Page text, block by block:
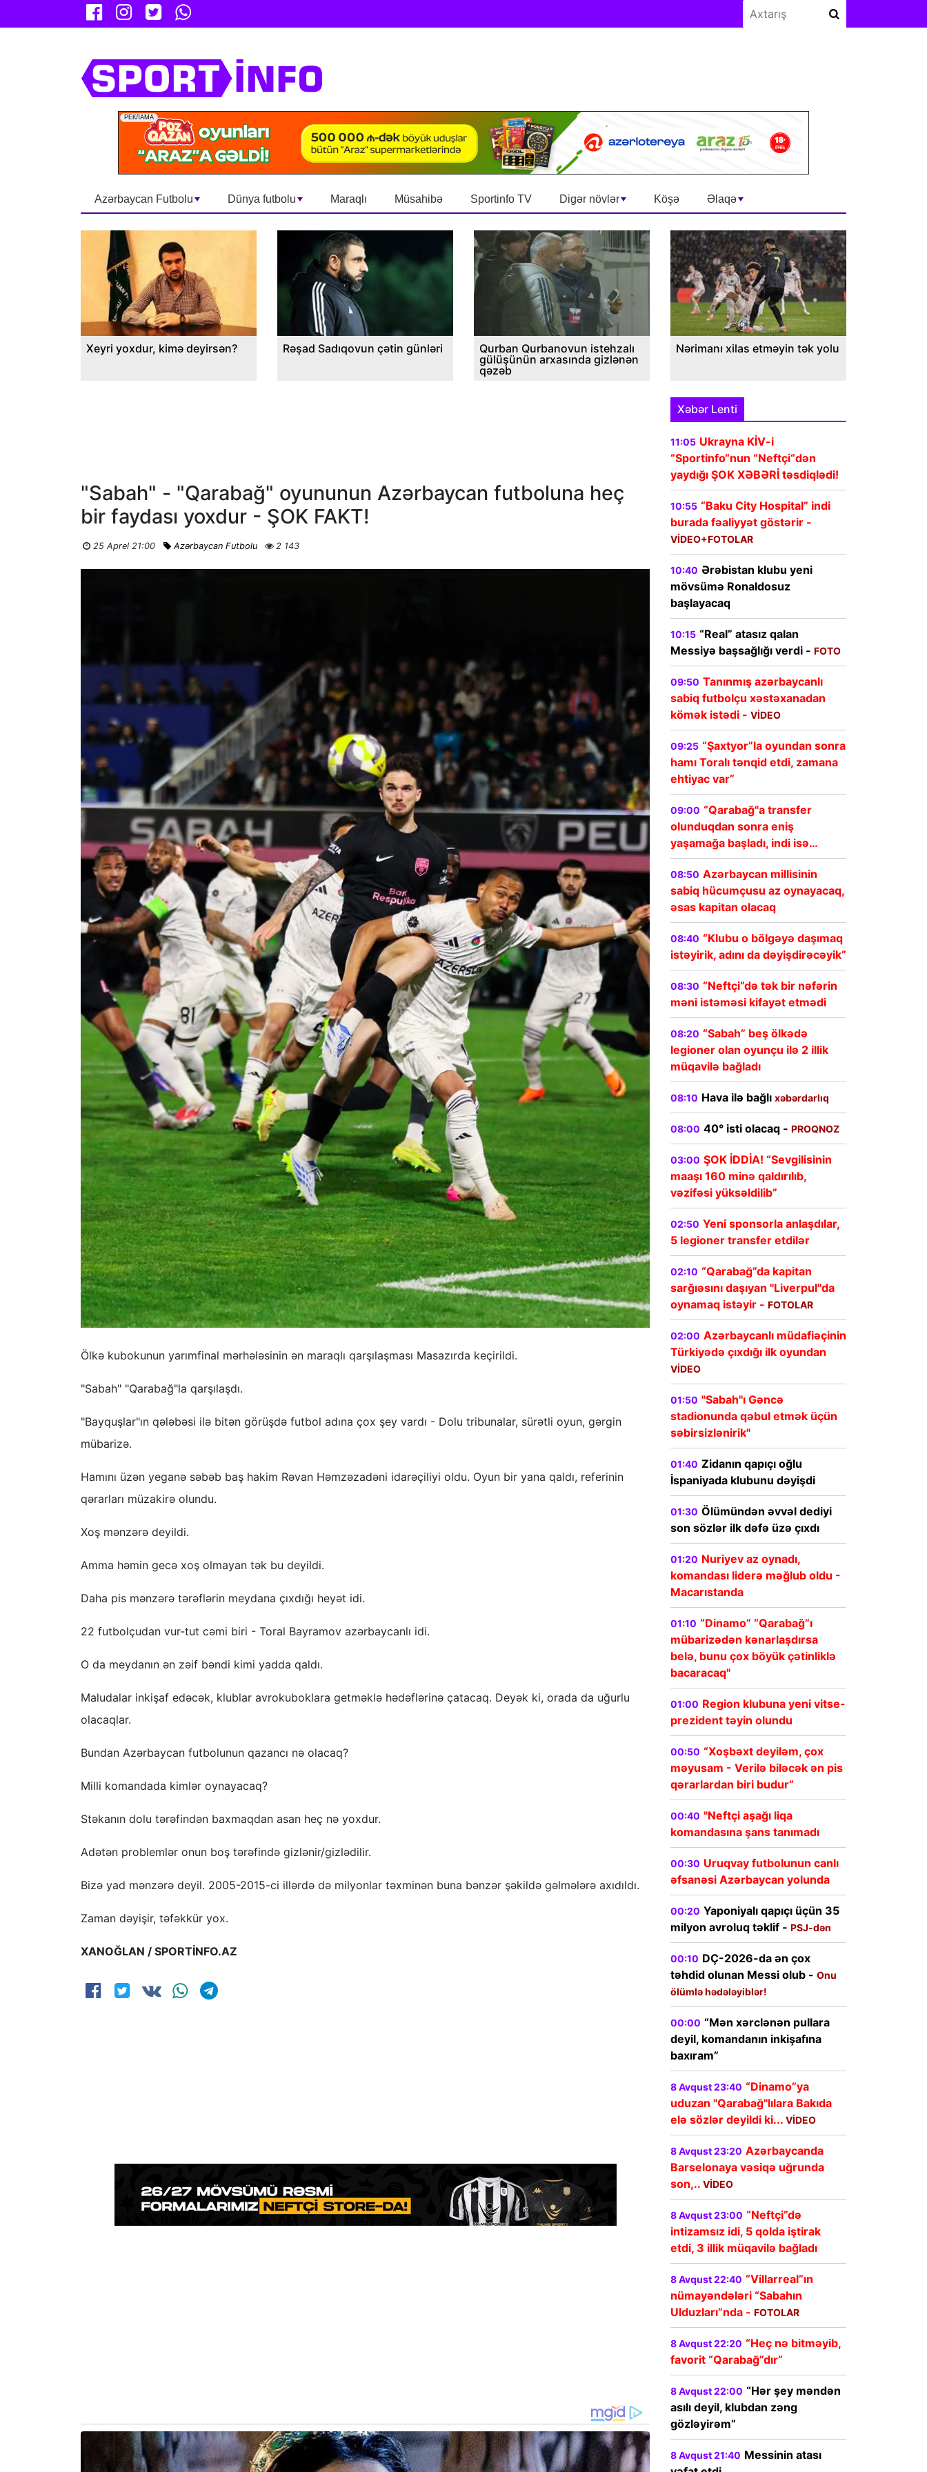
Azərbaycan Futbolu Dünya futbolu Maraqlı Müsahibə Sportinfo TV Digər növlər Köşə Əlaqə
Xeyri yoxdur, kimə deyirsən? Rəşad Sadıqovun çətin günləri
Qurban Qurbanovun istehzalı
gülüşünün arxasında gizlənən
qəzəb
Nərimanı xilas etməyin tək yolu
"Sabah" - "Qarabağ" oyununun Azərbaycan futboluna heç
bir faydası yoxdur - ŞOK FAKT!
25 Aprel 21:00 Azərbaycan Futbolu 2 143
Ölkə kubokunun yarımfinal mərhələsinin ən maraqlı qarşılaşması Masazırda keçirildi.
"Sabah" "Qarabağ"la qarşılaşdı.
"Bayquşlar"ın qələbəsi ilə bitən görüşdə futbol adına çox şey vardı - Dolu tribunalar, sürətli oyun, gərgin
mübarizə.
Hamını üzən yeganə səbəb baş hakim Rəvan Həmzəzadəni idarəçiliyi oldu. Oyun bir yana qaldı, referinin
qərarları müzakirə olundu.
Xoş mənzərə deyildi.
Amma həmin gecə xoş olmayan tək bu deyildi.
Daha pis mənzərə tərəflərin meydana çıxdığı heyət idi.
22 futbolçudan vur-tut cəmi biri - Toral Bayramov azərbaycanlı idi.
O da meydanın ən zəif bəndi kimi yadda qaldı.
Maludalar inkişaf edəcək, klublar avrokuboklara getməklə hədəflərinə çatacaq. Deyək ki, orada da uğurlu
olacaqlar.
Bundan Azərbaycan futbolunun qazancı nə olacaq?
Milli komandada kimlər oynayacaq?
Stəkanın dolu tərəfindən baxmaqdan asan heç nə yoxdur.
Adətən problemlər onun boş tərəfində gizlənir/gizlədilir.
Bizə yad mənzərə deyil. 2005-2015-ci illərdə də milyonlar təxminən buna bənzər şəkildə gəlmələrə axıdıldı.
Zaman dəyişir, təfəkkür yox.
XANOĞLAN / SPORTİNFO.AZ
Xəbər Lenti
11:05 Ukrayna KİV-i
“Sportinfo“nun “Neftçi“dən
yaydığı ŞOK XƏBƏRİ təsdiqlədi!
10:55 “Baku City Hospital” indi
burada fəaliyyət göstərir -
VİDEO+FOTOLAR
10:40 Ərəbistan klubu yeni
mövsümə Ronaldosuz
başlayacaq
10:15 “Real” atasız qalan
Messiyə başsağlığı verdi - FOTO
09:50 Tanınmış azərbaycanlı
sabiq futbolçu xəstəxanadan
kömək istədi - VİDEO
09:25 “Şaxtyor”la oyundan sonra
hamı Toralı tənqid etdi, zamana
ehtiyac var”
09:00 “Qarabağ"a transfer
olunduqdan sonra eniş
yaşamağa başladı, indi isə…
08:50 Azərbaycan millisinin
sabiq hücumçusu az oynayacaq,
əsas kapitan olacaq
08:40 “Klubu o bölgəyə daşımaq
istəyirik, adını da dəyişdirəcəyik”
08:30 “Neftçi”də tək bir nəfərin
məni istəməsi kifayət etmədi
08:20 “Sabah” beş ölkədə
legioner olan oyunçu ilə 2 illik
müqavilə bağladı
08:10 Hava ilə bağlı xəbərdarlıq
08:00 40° isti olacaq - PROQNOZ
03:00 ŞOK İDDİA! “Sevgilisinin
maaşı 160 minə qaldırılıb,
vəzifəsi yüksəldilib”
02:50 Yeni sponsorla anlaşdılar,
5 legioner transfer etdilər
02:10 “Qarabağ”da kapitan
sarğıəsını daşıyan "Liverpul"da
oynamaq istəyir - FOTOLAR
02:00 Azərbaycanlı müdafiəçinin
Türkiyədə çıxdığı ilk oyundan
VİDEO
01:50 "Sabah"ı Gəncə
stadionunda qəbul etmək üçün
səbirsizlənirik"
01:40 Zidanın qapıçı oğlu
İspaniyada klubunu dəyişdi
01:30 Ölümündən əvvəl dediyi
son sözlər ilk dəfə üzə çıxdı
01:20 Nuriyev az oynadı,
komandası liderə məğlub oldu -
Macarıstanda
01:10 “Dinamo” “Qarabağ”ı
mübarizədən kənarlaşdırsa
belə, bunu çox böyük çətinliklə
bacaracaq"
01:00 Region klubuna yeni vitse-
prezident təyin olundu
00:50 “Xoşbəxt deyiləm, çox
məyusam - Verilə biləcək ən pis
qərarlardan biri budur”
00:40 "Neftçi aşağı liqa
komandasına şans tanımadı
00:30 Uruqvay futbolunun canlı
əfsanəsi Azərbaycan yolunda
00:20 Yaponiyalı qapıçı üçün 35
milyon avroluq təklif - PSJ-dən
00:10 DÇ-2026-da ən çox
təhdid olunan Messi olub - Onu
ölümlə hədələyiblər!
00:00 “Mən xərclənən pullara
deyil, komandanın inkişafına
baxıram”
8 Avqust 23:40 “Dinamo”ya
uduzan "Qarabağ"lılara Bakıda
elə sözlər deyildi ki... VİDEO
8 Avqust 23:20 Azərbaycanda
Barselonaya vəsiqə uğrunda
son,.. VİDEO
8 Avqust 23:00 “Neftçi”də
intizamsız idi, 5 qolda iştirak
etdi, 3 illik müqavilə bağladı
8 Avqust 22:40 “Villarreal”ın
nümayəndələri “Sabahın
Ulduzları”nda - FOTOLAR
8 Avqust 22:20 “Heç nə bitməyib,
favorit “Qarabağ”dır”
8 Avqust 22:00 “Hər şey məndən
asılı deyil, klubdan zəng
gözləyirəm”
8 Avqust 21:40 Messinin atası